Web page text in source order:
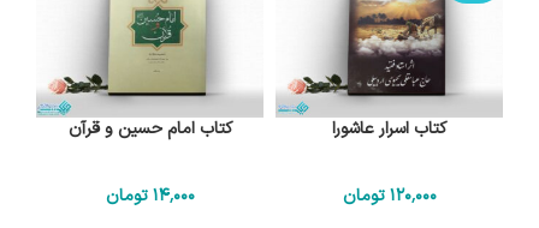
کتاب اسرار عاشورا
120٬000 تومان
کتاب امام حسین و قرآن
14٬000 تومان